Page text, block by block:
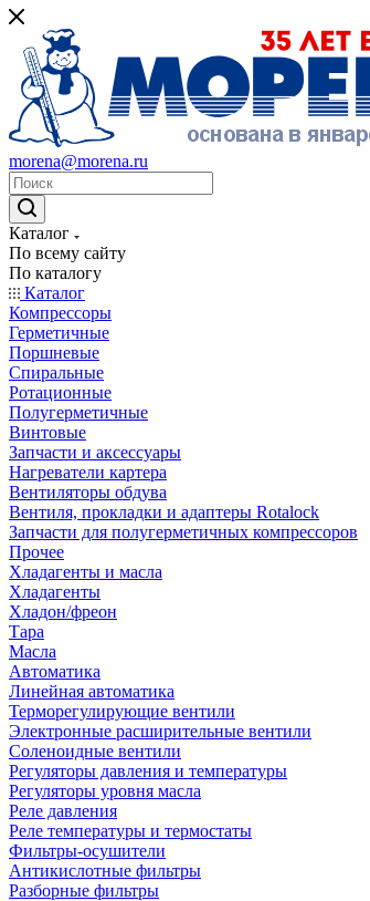
morena@morena.ru
Каталог
По всему сайту
По каталогу
Каталог
Компрессоры
Герметичные
Поршневые
Спиральные
Ротационные
Полугерметичные
Винтовые
Запчасти и аксессуары
Нагреватели картера
Вентиляторы обдува
Вентиля, прокладки и адаптеры Rotalock
Запчасти для полугерметичных компрессоров
Прочее
Хладагенты и масла
Хладагенты
Хладон/фреон
Тара
Масла
Автоматика
Линейная автоматика
Терморегулирующие вентили
Электронные расширительные вентили
Соленоидные вентили
Регуляторы давления и температуры
Регуляторы уровня масла
Реле давления
Реле температуры и термостаты
Фильтры-осушители
Антикислотные фильтры
Разборные фильтры